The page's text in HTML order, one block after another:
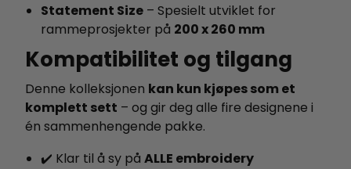
Statement Size – Spesielt utviklet for
rammeprosjekter på 200 x 260 mm
Kompatibilitet og tilgang
Denne kolleksjonen kan kun kjøpes som et
komplett sett – og gir deg alle fire designene i
én sammenhengende pakke.
✔️ Klar til å sy på ALLE embroidery